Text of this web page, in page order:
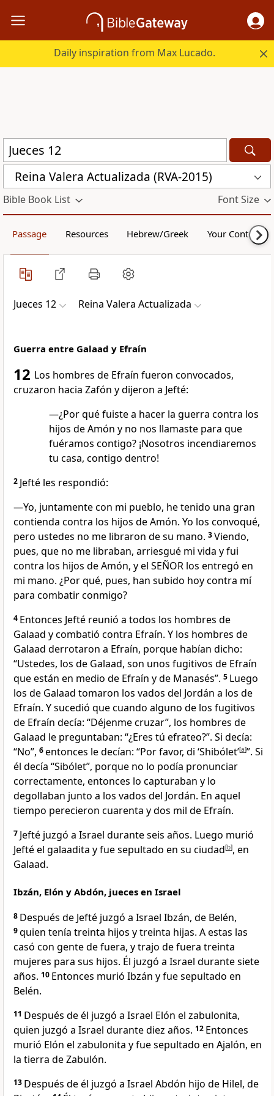
Daily inspiration from Max Lucado.
Reina Valera Actualizada (RVA-2015)
Bible Book List Font Size
Passage Resources Hebrew/Greek Your Content
Jueces 12 Reina Valera Actualizada
Guerra entre Galaad y Efraín
12 Los hombres de Efraín fueron convocados,
cruzaron hacia Zafón y dijeron a Jefté:
—¿Por qué fuiste a hacer la guerra contra los
hijos de Amón y no nos llamaste para que
fuéramos contigo? ¡Nosotros incendiaremos
tu casa, contigo dentro!
2 Jefté les respondió:
—Yo, juntamente con mi pueblo, he tenido una gran
contienda contra los hijos de Amón. Yo los convoqué,
pero ustedes no me libraron de su mano. 3Viendo,
pues, que no me libraban, arriesgué mi vida y fui
contra los hijos de Amón, y el SEÑOR los entregó en
mi mano. ¿Por qué, pues, han subido hoy contra mí
para combatir conmigo?
4 Entonces Jefté reunió a todos los hombres de
Galaad y combatió contra Efraín. Y los hombres de
Galaad derrotaron a Efraín, porque habían dicho:
“Ustedes, los de Galaad, son unos fugitivos de Efraín
que están en medio de Efraín y de Manasés”. 5 Luego
los de Galaad tomaron los vados del Jordán a los de
Efraín. Y sucedió que cuando alguno de los fugitivos
de Efraín decía: “Déjenme cruzar”, los hombres de
Galaad le preguntaban: “¿Eres tú efrateo?”. Si decía:
“No”, 6entonces le decían: “Por favor, di ‘Shibólet’[a]”. Si
él decía “Sibólet”, porque no lo podía pronunciar
correctamente, entonces lo capturaban y lo
degollaban junto a los vados del Jordán. En aquel
tiempo perecieron cuarenta y dos mil de Efraín.
7 Jefté juzgó a Israel durante seis años. Luego murió
Jefté el galaadita y fue sepultado en su ciudad[b], en
Galaad.
Ibzán, Elón y Abdón, jueces en Israel
8 Después de Jefté juzgó a Israel Ibzán, de Belén,
9quien tenía treinta hijos y treinta hijas. A estas las
casó con gente de fuera, y trajo de fuera treinta
mujeres para sus hijos. Él juzgó a Israel durante siete
años. 10 Entonces murió Ibzán y fue sepultado en
Belén.
11 Después de él juzgó a Israel Elón el zabulonita,
quien juzgó a Israel durante diez años. 12 Entonces
murió Elón el zabulonita y fue sepultado en Ajalón, en
la tierra de Zabulón.
13 Después de él juzgó a Israel Abdón hijo de Hilel, de